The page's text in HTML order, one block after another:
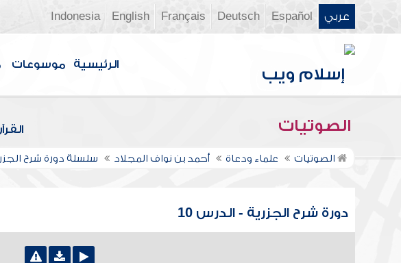
عربي Español
Deutsch
Français
English
Indonesia
الرئيسية موسوعات
الصوتيات
الصوتيات علماء ودعاة أحمد بن نواف المجلاد سلسلة دورة شرح
دورة شرح الجزرية - الدرس 10